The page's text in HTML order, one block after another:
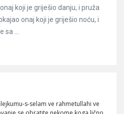
koji je griješio danju, i pruža
onaj koji je griješio noću, i
...
s-selam ve rahmetullahi ve